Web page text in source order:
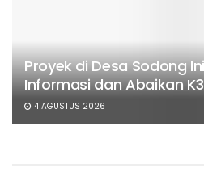
Proyek di Desa Sodong
Informasi dan Abaikan K3
4 AGUSTUS 2026